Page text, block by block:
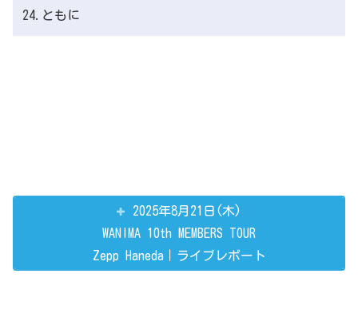
24.ともに
2025年8月21日(木)
WANIMA 10th MEMBERS TOUR
Zepp Haneda｜ライブレポート